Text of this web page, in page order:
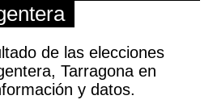
de las elecciones
Tarragona en
y datos.